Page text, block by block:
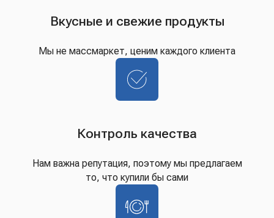
Вкусные и свежие продукты
Мы не массмаркет, ценим каждого клиента
Контроль качества
Нам важна репутация, поэтому мы предлагаем
то, что купили бы сами